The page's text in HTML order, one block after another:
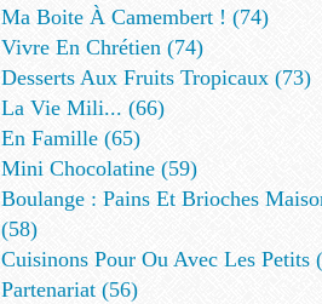
Ma Boite À Camembert ! (74)
Vivre En Chrétien (74)
Desserts Aux Fruits Tropicaux (73)
La Vie Mili... (66)
En Famille (65)
Mini Chocolatine (59)
Boulange : Pains Et Brioches
(58)
Cuisinons Pour Ou Avec Les Petits
Partenariat (56)